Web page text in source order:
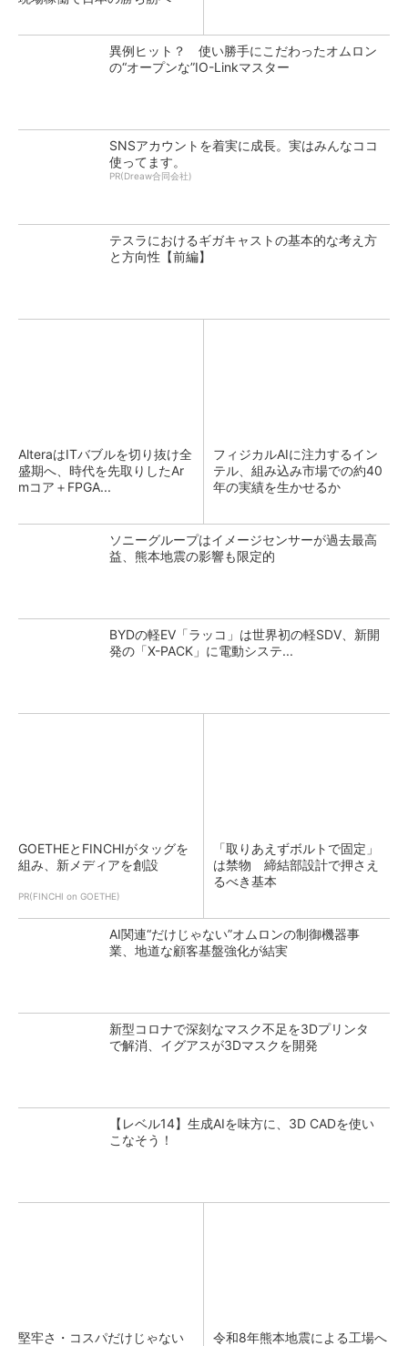
異例ヒット？ 使い勝手にこだわったオムロン
の“オープンな”IO-Linkマスター
SNSアカウントを着実に成長。実はみんなココ
使ってます。
PR(Dreaw合同会社)
テスラにおけるギガキャストの基本的な考え方
と方向性【前編】
AlteraはITバブルを切り抜け全
盛期へ、時代を先取りしたAr
mコア＋FPGA...
フィジカルAIに注力するイン
テル、組み込み市場での約40
年の実績を生かせるか
ソニーグループはイメージセンサーが過去最高
益、熊本地震の影響も限定的
BYDの軽EV「ラッコ」は世界初の軽SDV、新開
発の「X-PACK」に電動システ...
GOETHEとFINCHIがタッグを
組み、新メディアを創設
PR(FINCHI on GOETHE)
「取りあえずボルトで固定」
は禁物 締結部設計で押さえ
るべき基本
AI関連“だけじゃない”オムロンの制御機器事
業、地道な顧客基盤強化が結実
新型コロナで深刻なマスク不足を3Dプリンタ
で解消、イグアスが3Dマスクを開発
【レベル14】生成AIを味方に、3D CADを使い
こなそう！
堅牢さ・コスパだけじゃない 令和8年熊本地震による工場へ